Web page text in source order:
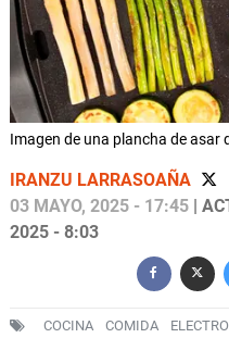
Imagen de una plancha de asar
IRANZU LARRASOAÑA
03 MAYO, 2025 - 17:45 |
2025 - 8:03
COCINA COMIDA